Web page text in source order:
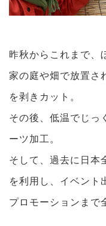
昨秋からこれまで、
家の庭や畑で放置さ
を剥きカット。
その後、低温でじっ
ーツ加工。
そして、過去に日本
を利用し、イベント
プロモーションまで